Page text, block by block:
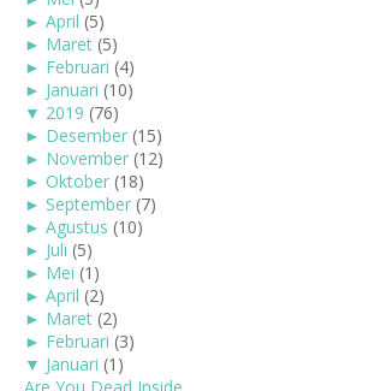
► April (5)
► Maret (5)
► Februari (4)
► Januari (10)
▼ 2019 (76)
► Desember (15)
► November (12)
► Oktober (18)
► September (7)
► Agustus (10)
► Juli (5)
► Mei (1)
► April (2)
► Maret (2)
► Februari (3)
▼ Januari (1)
Are You Dead Inside